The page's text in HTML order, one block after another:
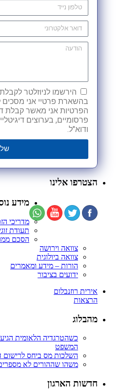
הירשמו לניוזלטר
בהשארת פרטיי אני מסכים
הפרטיות אני מאשר קבלת
פרסומיים, בערוצים
ודוא"ל.
הצטרפו אלינו
מידע
מדריכי
תעודת
הסכם
צוואה וירושה
צוואה ביולוגית
הורות – מידע ומאמרים
ידועים בציבור
אירית רוזנבלום
הרצאות
מהבלוג
כשהטרגדיה הלאומית
המשפט
השלכות מס ביחס לרישום
משהו שההורים לא
חדשות הארגון